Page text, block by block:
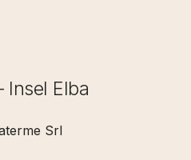
Insel Elba
Srl